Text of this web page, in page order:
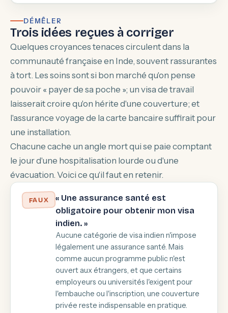
DÉMÊLER
Trois idées reçues à corriger
Quelques croyances tenaces circulent dans la
communauté française en Inde, souvent rassurantes
à tort. Les soins sont si bon marché qu'on pense
pouvoir « payer de sa poche »; un visa de travail
laisserait croire qu'on hérite d'une couverture; et
l'assurance voyage de la carte bancaire suffirait pour
une installation.
Chacune cache un angle mort qui se paie comptant
le jour d'une hospitalisation lourde ou d'une
évacuation. Voici ce qu'il faut en retenir.
FAUX
« Une assurance santé est
obligatoire pour obtenir mon visa
indien. »
Aucune catégorie de visa indien n'impose
légalement une assurance santé. Mais
comme aucun programme public n'est
ouvert aux étrangers, et que certains
employeurs ou universités l'exigent pour
l'embauche ou l'inscription, une couverture
privée reste indispensable en pratique.